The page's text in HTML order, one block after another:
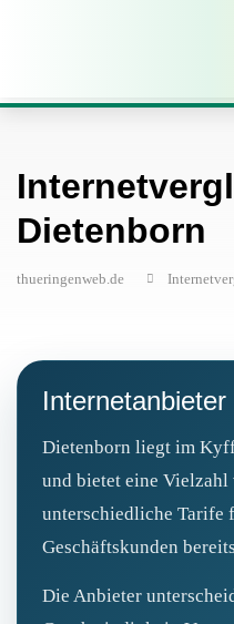
Dietenborn
thueringenweb.de
Dietenborn liegt im
und bietet eine
unterschiedliche Tarife
Geschäftskunden
Die Anbieter